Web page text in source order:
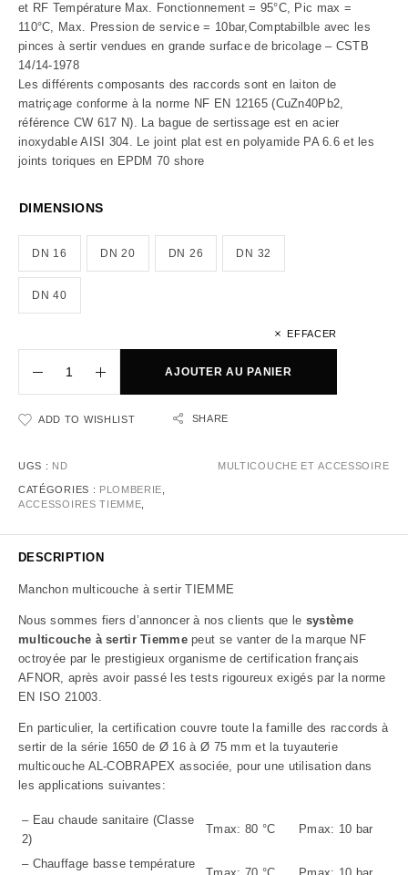
et RF Température Max. Fonctionnement = 95°C, Pic max =
110°C, Max. Pression de service = 10bar,Comptabilble avec les
pinces à sertir vendues en grande surface de bricolage – CSTB
14/14-1978
Les différents composants des raccords sont en laiton de
matriçage conforme à la norme NF EN 12165 (CuZn40Pb2,
référence CW 617 N). La bague de sertissage est en acier
inoxydable AISI 304. Le joint plat est en polyamide PA 6.6 et les
joints toriques en EPDM 70 shore
DIMENSIONS
DN 16 DN 20 DN 26 DN 32
DN 40
EFFACER
AJOUTER AU PANIER
ADD TO WISHLIST SHARE
UGS : ND
CATÉGORIES : PLOMBERIE
ACCESSOIRES TIEMME
MULTICOUCHE ET ACCESSOIRE
DESCRIPTION
Manchon multicouche à sertir TIEMME
Nous sommes fiers d’annoncer à nos clients que le système
multicouche à sertir Tiemmepeut se vanter de la marque NF
octroyée par le prestigieux organisme de certification français
AFNOR, après avoir passé les tests rigoureux exigés par la norme
EN ISO 21003.
En particulier, la certification couvre toute la famille des raccords à
sertir de la série 1650 de Ø 16 à Ø 75 mm et la tuyauterie
multicouche AL-COBRAPEX associée, pour une utilisation dans
les applications suivantes:
– Eau chaude sanitaire (Classe
2)
Tmax: 80 °C Pmax: 10 bar
– Chauffage basse température